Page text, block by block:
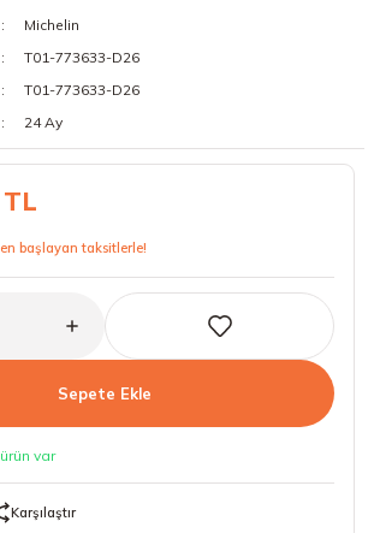
19 Lastikler
20 Lastikler
Michelin
T01-773633-D26
T01-773633-D26
24 Ay
başlayan taksitlerle!
Sepete Ekle
var
Karşılaştır